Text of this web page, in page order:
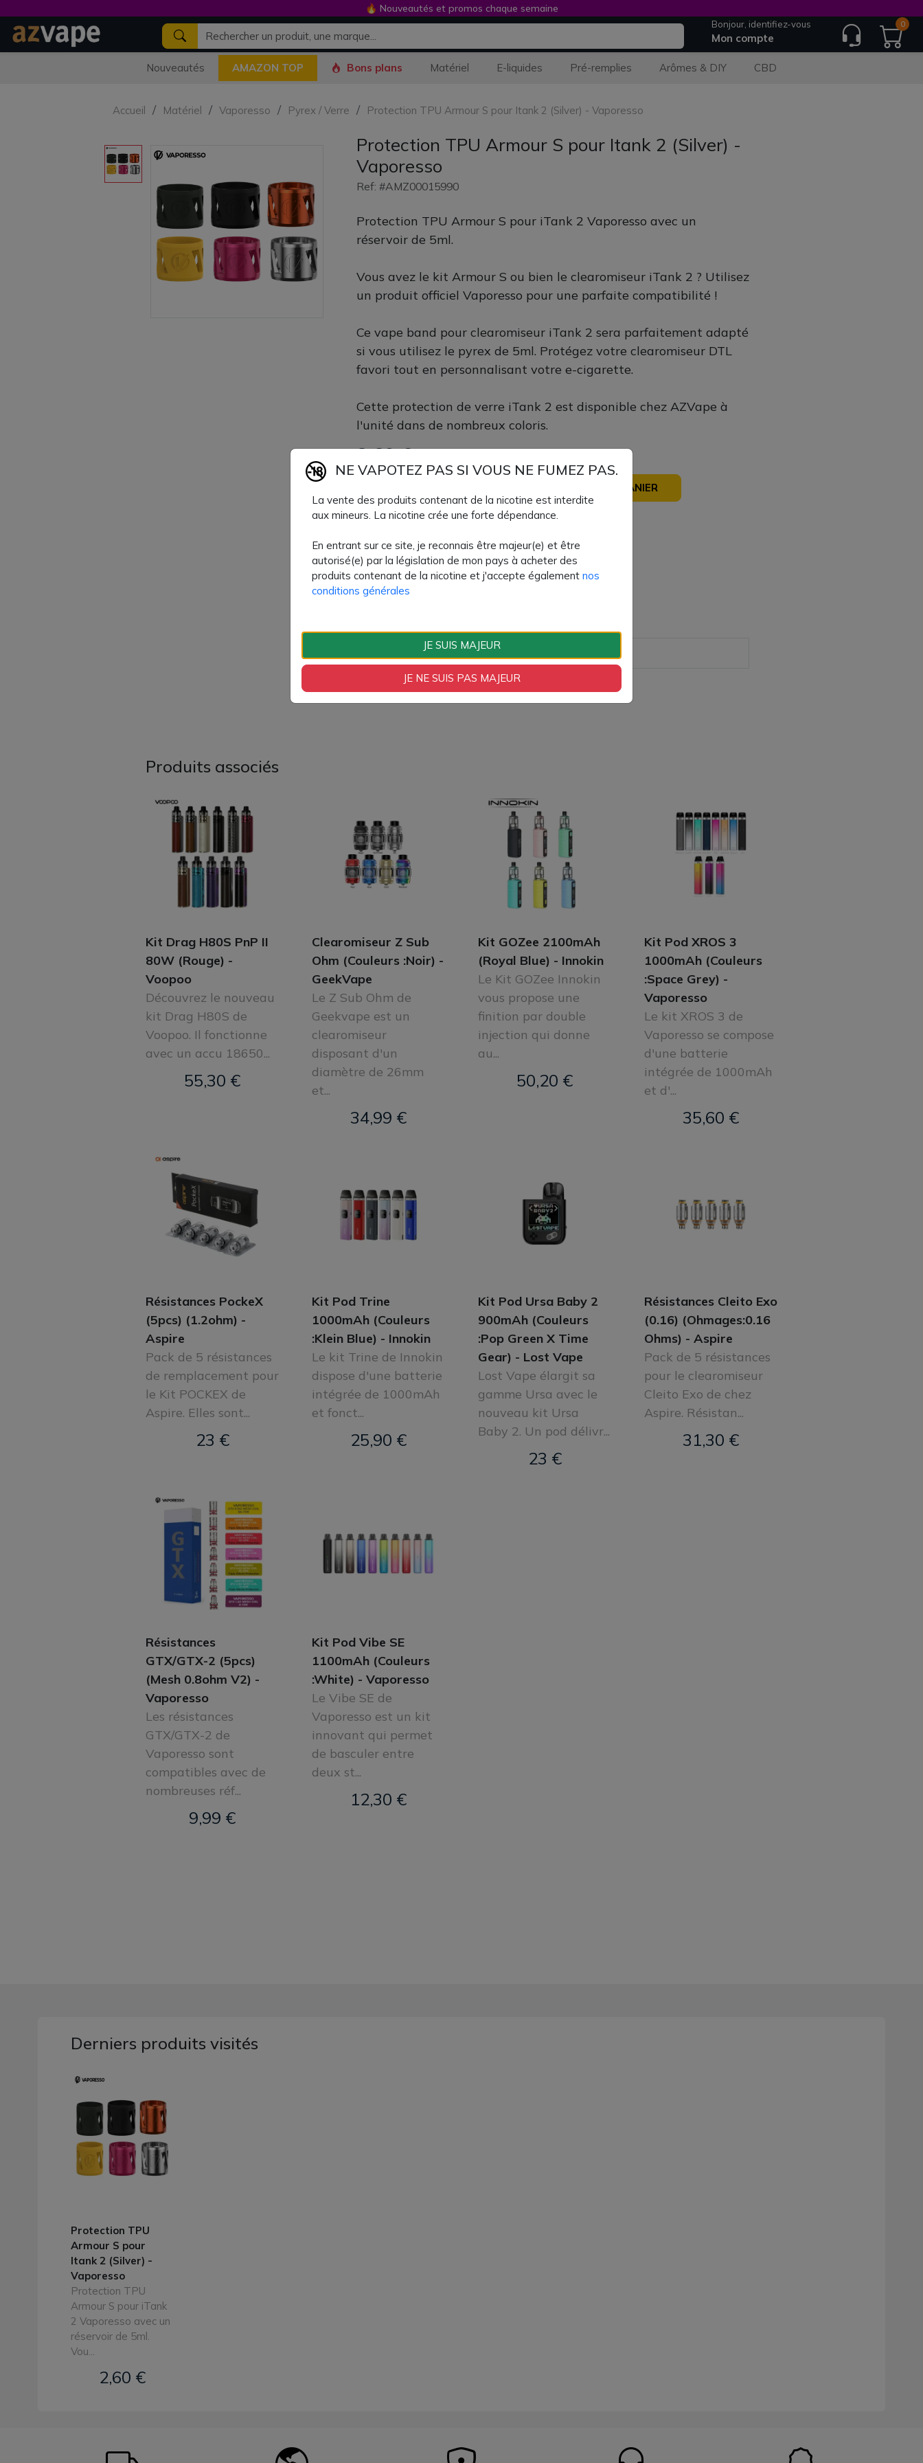
Bonjour, identifiez-vous
Mon compte
0
Nouveautés AMAZON TOP Bons plans Matériel E-liquides Pré-remplies Arômes & DIY CBD
Accueil Matériel Vaporesso Pyrex / Verre Protection TPU Armour S pour Itank 2 (Silver) - Vaporesso
Protection TPU Armour S pour Itank 2 (Silver) -
Vaporesso
Ref: #AMZ00015990
Protection TPU Armour S pour iTank 2 Vaporesso avec un
réservoir de 5ml.
Vous avez le kit Armour S ou bien le clearomiseur iTank 2 ? Utilisez
un produit officiel Vaporesso pour une parfaite compatibilité !
Ce vape band pour clearomiseur iTank 2 sera parfaitement adapté
si vous utilisez le pyrex de 5ml. Protégez votre clearomiseur DTL
favori tout en personnalisant votre e-cigarette.
Cette protection de verre iTank 2 est disponible chez AZVape à
l'unité dans de nombreux coloris.
2,60 €
AJOUTER À MON PANIER
Paiement 100% sécurisé
Livraison rapide
Type de Produit Accessoires
Produits associés
Kit Drag H80S PnP II
80W (Rouge) -
Voopoo
Découvrez le nouveau
kit Drag H80S de
Voopoo. Il fonctionne
avec un accu 18650...
55,30 €
Clearomiseur Z Sub
Ohm (Couleurs :Noir) -
GeekVape
Le Z Sub Ohm de
Geekvape est un
clearomiseur
disposant d'un
diamètre de 26mm
et...
34,99 €
Kit GOZee 2100mAh
(Royal Blue) - Innokin
Le Kit GOZee Innokin
vous propose une
finition par double
injection qui donne
au...
50,20 €
Kit Pod XROS 3
1000mAh (Couleurs
:Space Grey) -
Vaporesso
Le kit XROS 3 de
Vaporesso se compose
d'une batterie
intégrée de 1000mAh
et d'...
35,60 €
Résistances PockeX
(5pcs) (1.2ohm) -
Aspire
Pack de 5 résistances
de remplacement pour
le Kit POCKEX de
Aspire. Elles sont...
23 €
Kit Pod Trine
1000mAh (Couleurs
:Klein Blue) - Innokin
Le kit Trine de Innokin
dispose d'une batterie
intégrée de 1000mAh
et fonct...
25,90 €
Kit Pod Ursa Baby 2
900mAh (Couleurs
:Pop Green X Time
Gear) - Lost Vape
Lost Vape élargit sa
gamme Ursa avec le
nouveau kit Ursa
Baby 2. Un pod délivr...
23 €
Résistances Cleito Exo
(0.16) (Ohmages:0.16
Ohms) - Aspire
Pack de 5 résistances
pour le clearomiseur
Cleito Exo de chez
Aspire. Résistan...
31,30 €
Résistances
GTX/GTX-2 (5pcs)
(Mesh 0.8ohm V2) -
Vaporesso
Les résistances
GTX/GTX-2 de
Vaporesso sont
compatibles avec de
nombreuses réf...
9,99 €
Kit Pod Vibe SE
1100mAh (Couleurs
:White) - Vaporesso
Le Vibe SE de
Vaporesso est un kit
innovant qui permet
de basculer entre
deux st...
12,30 €
Derniers produits visités
Protection TPU
Armour S pour
Itank 2 (Silver) -
Vaporesso
Protection TPU
Armour S pour iTank
2 Vaporesso avec un
réservoir de 5ml.
Vou...
2,60 €
🔥 Nouveautés et promos chaque semaine
NE VAPOTEZ PAS SI VOUS NE FUMEZ PAS.
La vente des produits contenant de la nicotine est interdite
aux mineurs. La nicotine crée une forte dépendance.
En entrant sur ce site, je reconnais être majeur(e) et être
autorisé(e) par la législation de mon pays à acheter des
produits contenant de la nicotine et j'accepte également nos
conditions générales
JE SUIS MAJEUR
JE NE SUIS PAS MAJEUR